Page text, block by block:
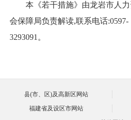
本《若干措施》由龙岩市人力
会保障局负责解读,联系电话:0597-
3293091。
县(市、区)及高新区网站
福建省及设区市网站